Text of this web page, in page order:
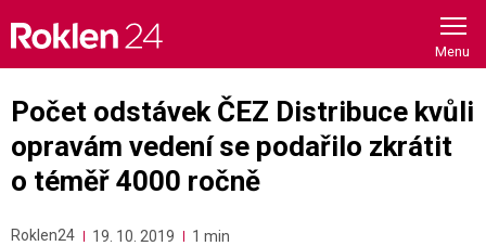
content
Počet odstávek ČEZ Distribuce kvůli
opravám vedení se podařilo zkrátit
o téměř 4000 ročně
Roklen24 19. 10. 2019 1 min